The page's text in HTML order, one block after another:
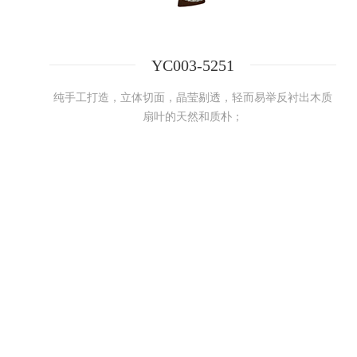
YC003-5251
纯手工打造，立体切面，晶莹剔透，轻而易举反衬出木质
扇叶的天然和质朴；